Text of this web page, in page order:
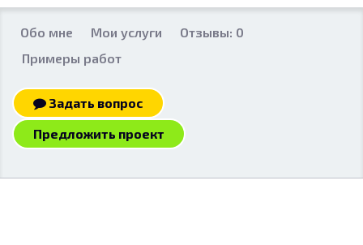
Обо мне Мои услуги
Отзывы: 0
Примеры работ
Задать вопрос
Предложить проект